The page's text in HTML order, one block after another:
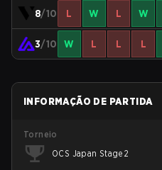
8/10 L W L W
3/10 W L L L
INFORMAÇÃO DE PARTIDA
Torneio
OCS Japan Stage 2